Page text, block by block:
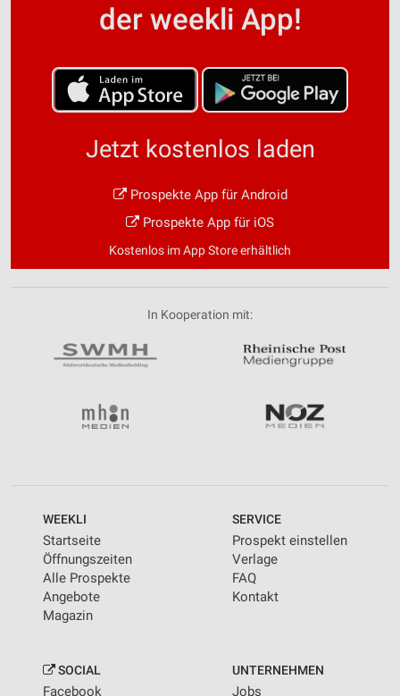
der weekli App!
Jetzt kostenlos laden
Prospekte App für Android
Prospekte App für iOS
Kostenlos im App Store erhältlich
In Kooperation mit:
WEEKLI
Startseite
Öffnungszeiten
Alle Prospekte
Angebote
Magazin
SERVICE
Prospekt einstellen
Verlage
FAQ
Kontakt
SOCIAL
Facebook
UNTERNEHMEN
Jobs